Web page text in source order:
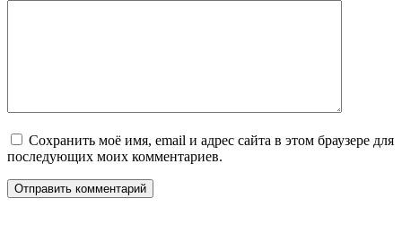
Сохранить моё имя, email и адрес сайта в этом браузере для
последующих моих комментариев.